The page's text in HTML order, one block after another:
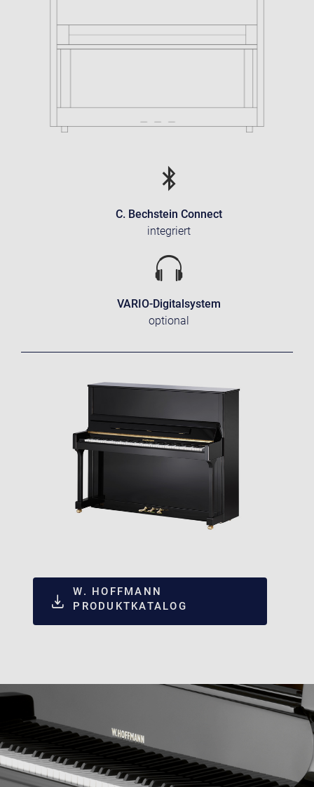
C. Bechstein Connect
integriert
VARIO-Digitalsystem
optional
W. HOFFMANN
PRODUKTKATALOG